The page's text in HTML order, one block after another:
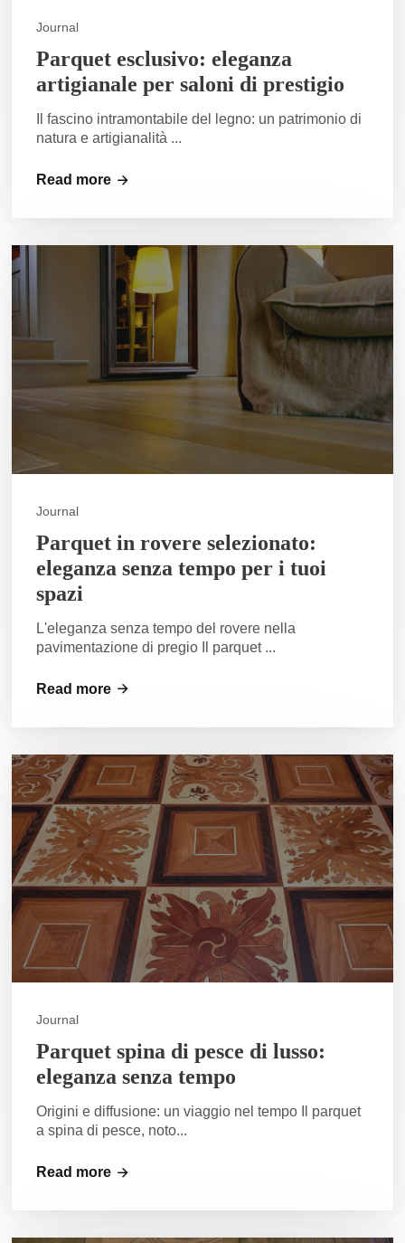
Journal
Parquet esclusivo: eleganza
artigianale per saloni di prestigio
Il fascino intramontabile del legno: un patrimonio di
natura e artigianalità ...
Read more
Journal
Parquet in rovere selezionato:
eleganza senza tempo per i tuoi
spazi
L'eleganza senza tempo del rovere nella
pavimentazione di pregio Il parquet ...
Read more
Journal
Parquet spina di pesce di lusso:
eleganza senza tempo
Origini e diffusione: un viaggio nel tempo Il parquet
a spina di pesce, noto...
Read more